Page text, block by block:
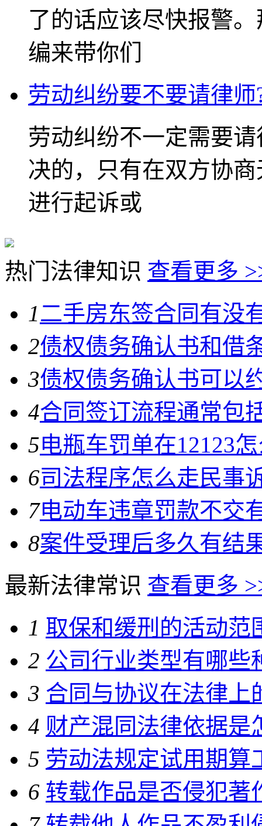
了的话应该尽快报警
编来带你们
劳动纠纷要不要请律师
劳动纠纷不一定需要
决的，只有在双方协
进行起诉或
热门法律知识 查看更多
1二手房东签合同有没
2债权债务确认书和借
3债权债务确认书可以
4合同签订流程通常包
5电瓶车罚单在12123
6司法程序怎么走民事
7电动车违章罚款不交
8案件受理后多久有结
最新法律常识 查看更多
1 取保和缓刑的活动范
2 公司行业类型有哪些
3 合同与协议在法律上
4 财产混同法律依据是
5 劳动法规定试用期算
6 转载作品是否侵犯著